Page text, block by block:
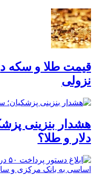
نزولی
هشدار بنزینی
دلار و طلا؟